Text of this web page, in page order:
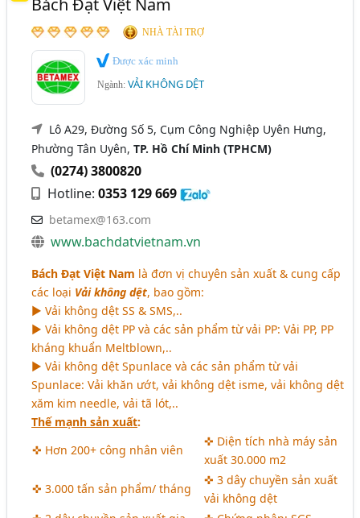
Bách Đạt Việt Nam
NHÀ TÀI TRỢ
Được xác minh
Ngành:VẢI KHÔNG DỆT
Lô A29, Đường Số 5, Cụm Công Nghiệp Uyên Hưng,
Phường Tân Uyên,TP. Hồ Chí Minh (TPHCM)
(0274) 3800820
Hotline:0353 129 669
betamex@163.com
www.bachdatvietnam.vn
Bách Đạt Việt Nam là đơn vị chuyên sản xuất & cung cấp
các loại Vải không dệt, bao gồm:
► Vải không dệt SS & SMS,..
► Vải không dệt PP và các sản phẩm từ vải PP: Vải PP, PP
kháng khuẩn Meltblown,..
► Vải không dệt Spunlace và các sản phẩm từ vải
Spunlace: Vải khăn ướt, vải không dệt isme, vải không dệt
xăm kim needle, vải tã lót,..
Thế mạnh sản xuất:
✜ Hơn 200+ công nhân viên
✜ Diện tích nhà máy sản
xuất 30.000 m2
✜ 3.000 tấn sản phẩm/ tháng
✜ 3 dây chuyền sản xuất
vải không dệt